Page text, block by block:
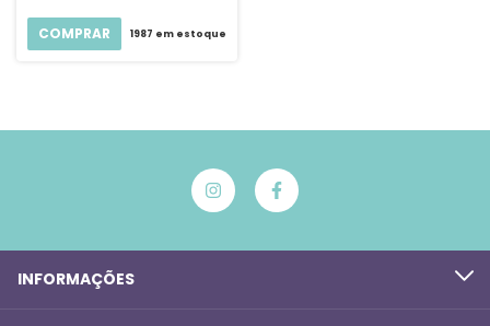
COMPRAR 1987 em estoque
INFORMAÇÕES